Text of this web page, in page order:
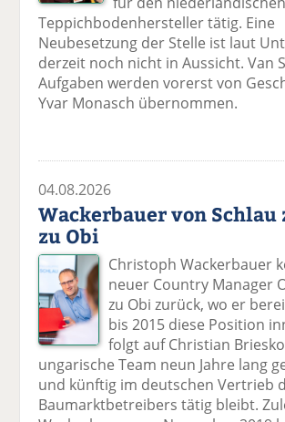
Teppichbodenhersteller tätig. Eine
Neubesetzung der Stelle ist laut
derzeit noch nicht in Aussicht. Van
Aufgaben werden vorerst von
Yvar Monasch übernommen.
04.08.2026
Wackerbauer von Schlau
zu Obi
Christoph Wackerbauer
neuer Country Manager
zu Obi zurück, wo er
bis 2015 diese Position
folgt auf Christian
ungarische Team neun Jahre lang
und künftig im deutschen Vertrieb
Baumarktbetreibers tätig bleibt.